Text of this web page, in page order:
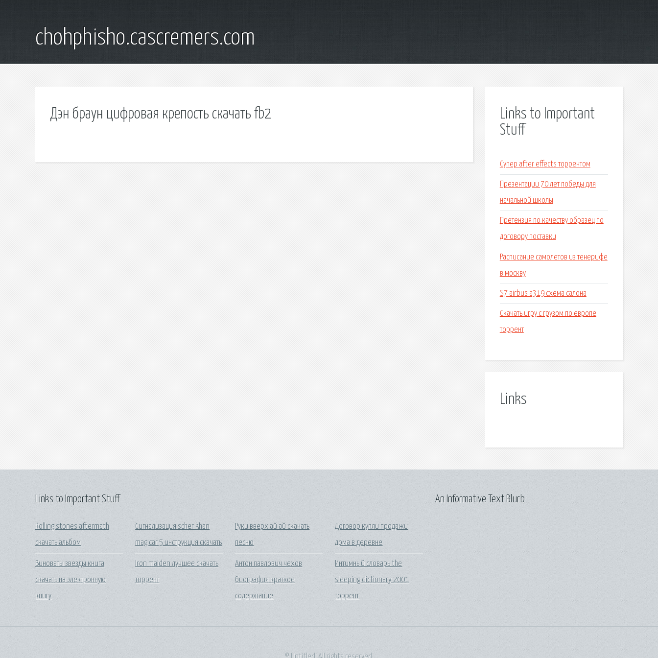
chohphisho.cascremers.com
Дэн браун цифровая крепость скачать fb2
Links to Important
Stuff
Супер after effects торрентом
Презентации 70 лет победы для
начальной школы
Претензия по качеству образец по
договору поставки
Расписание самолетов из тенерифе
в москву
S7 airbus a319 схема салона
Скачать игру с грузом по европе
торрент
Links
Links to Important Stuff
Rolling stones aftermath
скачать альбом
Виноваты звезды книга
скачать на электронную
книгу
Сигнализация scher khan
magicar 5 инструкция скачать
Iron maiden лучшее скачать
торрент
Руки вверх ай ай скачать
песню
Антон павлович чехов
биография краткое
содержание
Договор купли продажи
дома в деревне
Интимный словарь the
sleeping dictionary 2001
торрент
An Informative Text Blurb